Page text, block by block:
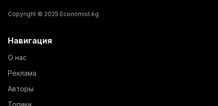
Copyright © 2025 Economist.kg
Навигация
О нас
Реклама
Авторы